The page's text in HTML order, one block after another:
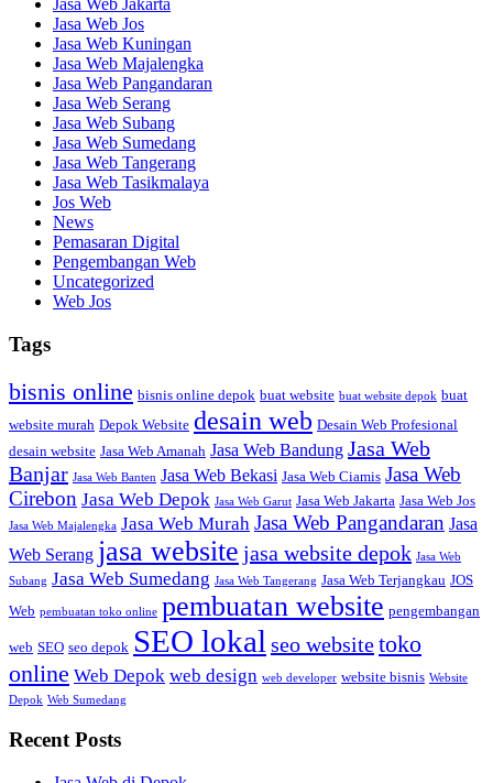
Jasa Web Jakarta
Jasa Web Jos
Jasa Web Kuningan
Jasa Web Majalengka
Jasa Web Pangandaran
Jasa Web Serang
Jasa Web Subang
Jasa Web Sumedang
Jasa Web Tangerang
Jasa Web Tasikmalaya
Jos Web
News
Pemasaran Digital
Pengembangan Web
Uncategorized
Web Jos
Tags
bisnis online bisnis online depok buat website buat website depok buat
website murah Depok Website desain web Desain Web Profesional
desain website Jasa Web Amanah Jasa Web Bandung Jasa Web
Banjar Jasa Web Banten Jasa Web Bekasi Jasa Web Ciamis Jasa Web
Cirebon Jasa Web Depok Jasa Web Garut Jasa Web Jakarta Jasa Web Jos
Jasa Web Majalengka Jasa Web Murah Jasa Web Pangandaran Jasa
Web Serang jasa website jasa website depok Jasa Web
Subang Jasa Web Sumedang Jasa Web Tangerang Jasa Web Terjangkau JOS
Web pembuatan toko online pembuatan website pengembangan
web SEO seo depok SEO lokal seo websitetoko
online Web Depok web design web developer website bisnis Website
Depok Web Sumedang
Recent Posts